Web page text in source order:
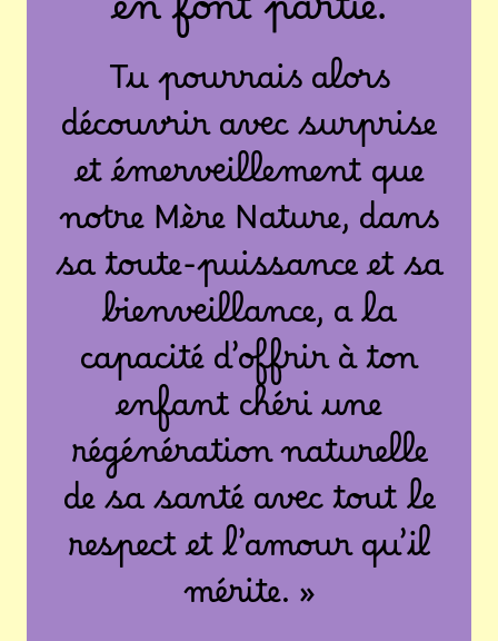
en font partie.
Tu pourrais alors
découvrir avec surprise
et émerveillement que
notre Mère Nature, dans
sa toute-puissance et sa
bienveillance, a la
capacité d’offrir à ton
enfant chéri une
régénération naturelle
de sa santé avec tout le
respect et l’amour qu’il
mérite. »